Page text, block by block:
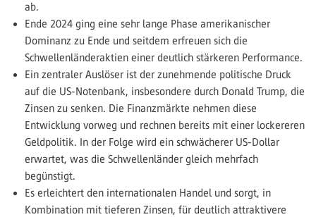
ab.
Ende 2024 ging eine sehr lange Phase amerikanischer
Dominanz zu Ende und seitdem erfreuen sich die
Schwellenländeraktien einer deutlich stärkeren Performance.
Ein zentraler Auslöser ist der zunehmende politische Druck
auf die US-Notenbank, insbesondere durch Donald Trump, die
Zinsen zu senken. Die Finanzmärkte nehmen diese
Entwicklung vorweg und rechnen bereits mit einer lockereren
Geldpolitik. In der Folge wird ein schwächerer US-Dollar
erwartet, was die Schwellenländer gleich mehrfach
begünstigt.
Es erleichtert den internationalen Handel und sorgt, in
Kombination mit tieferen Zinsen, für deutlich attraktivere